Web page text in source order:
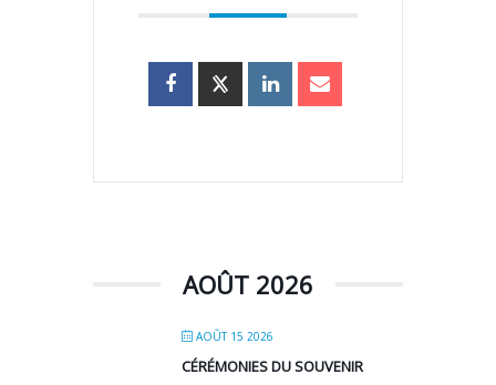
AOÛT 2026
AOÛT 15 2026
CÉRÉMONIES DU SOUVENIR